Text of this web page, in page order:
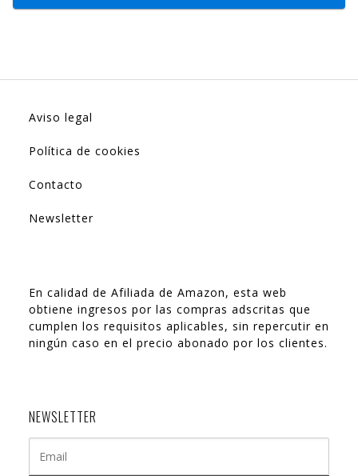
Aviso legal
Política de cookies
Contacto
Newsletter
En calidad de Afiliada de Amazon, esta web
obtiene ingresos por las compras adscritas que
cumplen los requisitos aplicables, sin repercutir en
ningún caso en el precio abonado por los clientes.
NEWSLETTER